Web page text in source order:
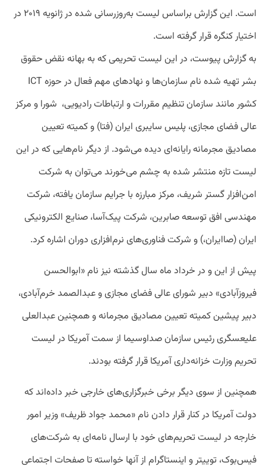
است. این گزارش براساس لیست به‌روزرسانی شده در ژانویه ۲۰۱۹ در
اختیار کنگره قرار گرفته است.
به گزارش پیوست، در این لیست تحریمیکه به بهانه نقض حقوق
بشر تهیه شده نام سازمانها و نهادهای مهمفعال در حوزه
کشور مانند سازمانتنظیم مقرراتو ارتباطاترادیویی، شورا و مرکز
عالیفضای مجازی، پلیس سایبری ایران(فتا) وکمیته تعیین
مصادیق مجرمانهرایانهای دیده میشود. از دیگر نامهاییکه در این
لیستتازه منتشر شده به چشم میخورند میتوان به شرکت
امنافزارگستر شریف، مرکز مبارزه با جرایم سازمانیافته، شرکت
مهندسی افق توسعهصابرین، شرکت پیکآسا، صنایع الکترونیکی
ایران(صاایران،) و شرکتفناوری‌های نرمافزاری دوران اشارهکرد.
پیش از اینو در خرداد ماه سالگذشته نیز نام«ابوالحسن
فیروزآبادی» دبیر شورایعالیفضای مجازی وعبدالصمد خرمآبادی،
دبیر پیشینکمیته تعیین مصادیق مجرمانهوهمچنینعبدالعلی
علیعسگریرئیس سازمانصداوسیما از سمتآمریکا در لیست
تحریموزارت خزانهداریآمریکا قرارگرفته بودند.
همچنین از سوی دیگر برخی خبرگزاریهای خارجی خبر دادهاندکه
دولتآمریکا درکنارقرار دادن نام«محمد جوادظریف»وزیر امور
خارجه در لیست تحریم‌های خود با ارسال نامهای به شرکتهای
فیسبوک، توییترو اینستاگرام ازآنها خواستهتا صفحات اجتماعی